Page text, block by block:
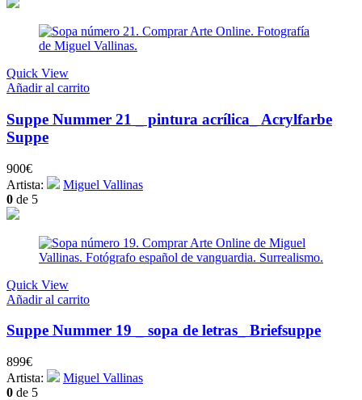
Quick View
Añadir al carrito
Suppe Nummer 21 _ pintura acrílica_ Acrylfarbe
Suppe
900€
Artista:
Miguel Vallinas
0 de 5
Quick View
Añadir al carrito
Suppe Nummer 19 _ sopa de letras_ Briefsuppe
899€
Artista:
Miguel Vallinas
0 de 5